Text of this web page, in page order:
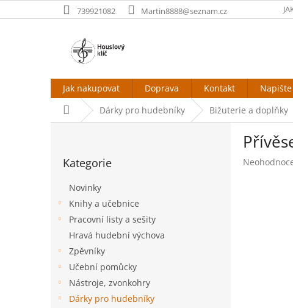
na
739921082 Martin8888@seznam.cz
Jak nakupovat Doprava Kontakt
Domů Dárky pro hudebníky Bižuterie a doplňky
kategorie
Kategorie
Novinky
Knihy a učebnice
Pracovní listy a sešity
Hravá hudební výchova
Zpěvníky
Učební pomůcky
Nástroje, zvonkohry
Dárky pro hudebníky
Průměrné